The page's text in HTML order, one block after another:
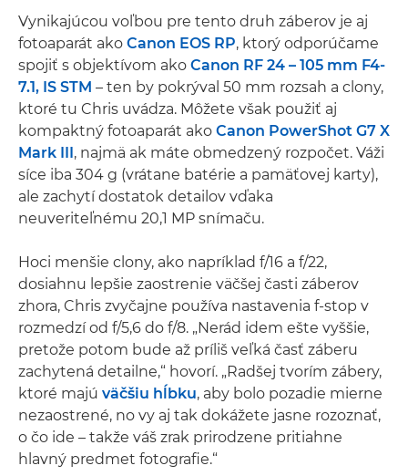
Vynikajúcou voľbou pre tento druh záberov je aj
fotoaparát ako Canon EOS RP, ktorý odporúčame
spojiť s objektívom ako Canon RF 24 – 105 mm F4-
7.1, IS STM – ten by pokrýval 50 mm rozsah a clony,
ktoré tu Chris uvádza. Môžete však použiť aj
kompaktný fotoaparát ako Canon PowerShot G7 X
Mark III, najmä ak máte obmedzený rozpočet. Váži
síce iba 304 g (vrátane batérie a pamäťovej karty),
ale zachytí dostatok detailov vďaka
neuveriteľnému 20,1 MP snímaču.
Hoci menšie clony, ako napríklad f/16 a f/22,
dosiahnu lepšie zaostrenie väčšej časti záberov
zhora, Chris zvyčajne používa nastavenia f-stop v
rozmedzí od f/5,6 do f/8. „Nerád idem ešte vyššie,
pretože potom bude až príliš veľká časť záberu
zachytená detailne,“ hovorí. „Radšej tvorím zábery,
ktoré majú väčšiu hĺbku, aby bolo pozadie mierne
nezaostrené, no vy aj tak dokážete jasne rozoznať,
o čo ide – takže váš zrak prirodzene pritiahne
hlavný predmet fotografie.“